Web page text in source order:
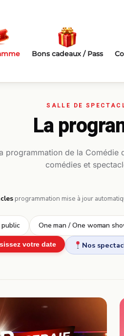
Bons cadeaux / Pass
La
programmation de la Comédie
comédies et
· programmation mise à jour
One man / One woman
votre date Nos